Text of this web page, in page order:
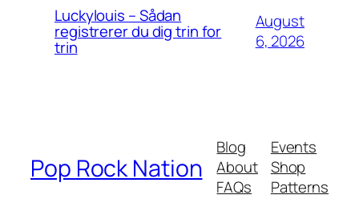
Luckylouis – Sådan
registrerer du dig trin for
trin
August
6, 2026
Pop Rock Nation
Blog
About
FAQs
Events
Shop
Patterns